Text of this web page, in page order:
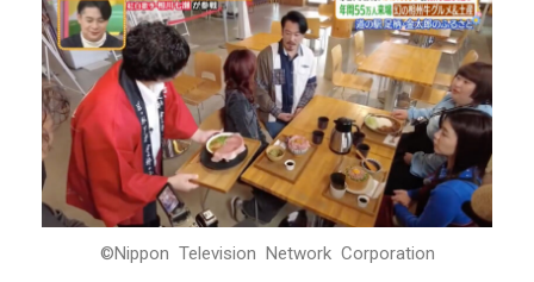
©Nippon Television Network Corporation